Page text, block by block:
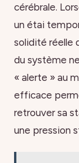
cérébrale.
un étai
solidité réelle
du système
« alerte » au
efficace
retrouver sa
une pression